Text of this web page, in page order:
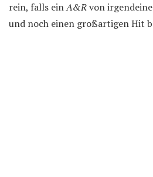
rein, falls einA&Rvon
und noch einen großartigen Hit